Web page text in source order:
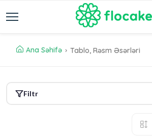
Ana Səhifə Tablo, Rəsm Əsərləri
Filtr